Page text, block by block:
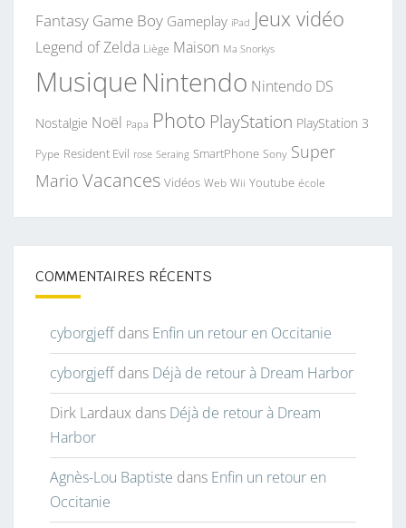
Fantasy Game Boy Gameplay iPad Jeux vidéo
Legend of Zelda Liège Maison Ma Snorkys
MusiqueNintendo Nintendo DS
Nostalgie Noël Papa Photo PlayStation PlayStation 3
Pype Resident Evil rose Seraing SmartPhone Sony Super
Mario Vacances Vidéos Web Wii Youtube école
COMMENTAIRES RÉCENTS
cyborgjeffdans Enfin un retour en Occitanie
cyborgjeffdans Déjà de retour à Dream Harbor
Dirk Lardaux dans Déjà de retour à Dream
Harbor
Agnès-Lou Baptiste dans Enfin un retour en
Occitanie